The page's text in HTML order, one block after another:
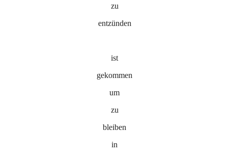
zu
entzünden
ist
gekommen
um
zu
bleiben
in